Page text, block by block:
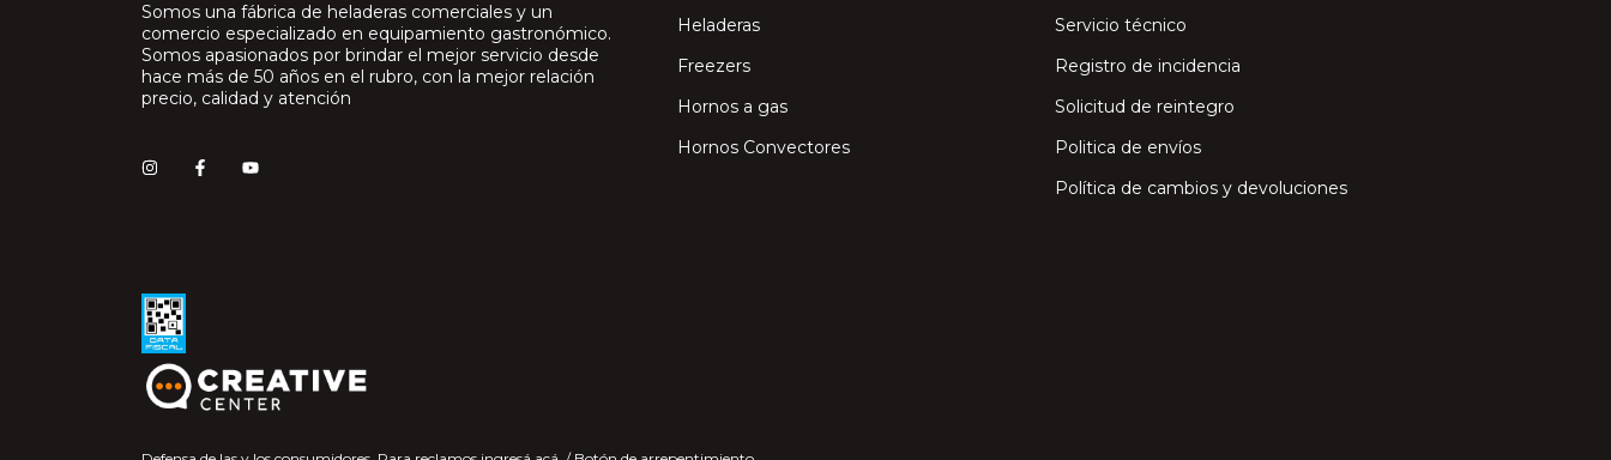
Somos una fábrica de heladeras comerciales y un
comercio especializado en equipamiento gastronómico.
Somos apasionados por brindar el mejor servicio desde
hace más de 50 años en el rubro, con la mejor relación
precio, calidad y atención
Heladeras
Freezers
Hornos a gas
Hornos Convectores
Servicio técnico
Registro de incidencia
Solicitud de reintegro
Politica de envíos
Política de cambios y devoluciones